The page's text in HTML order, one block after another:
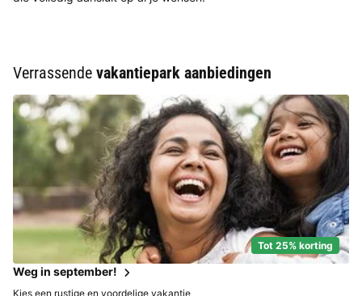
Verrassende vakantiepark aanbiedingen
Tot 25% korting
Weg in september!
Kies een rustige en voordelige vakantie